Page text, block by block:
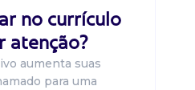
no currículo
atenção?
aumenta suas
para uma